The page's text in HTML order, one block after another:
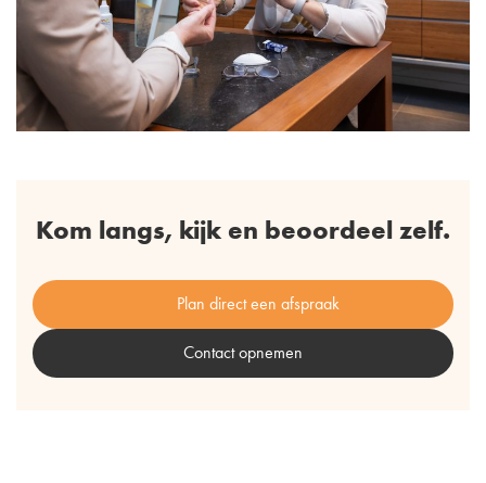
Kom langs, kijk en beoordeel zelf.
Plan direct een afspraak
Contact opnemen